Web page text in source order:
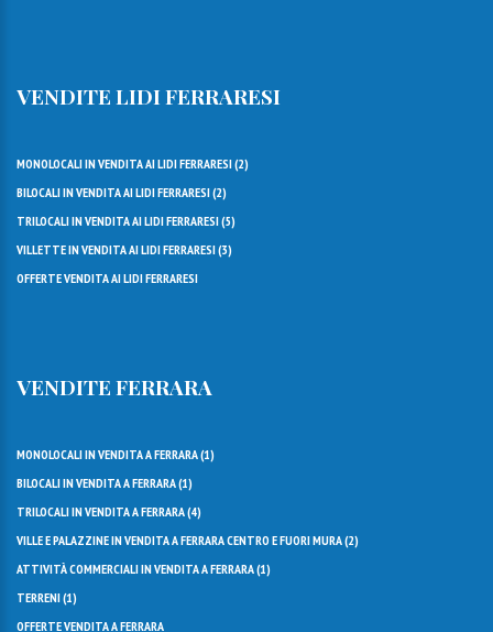
VENDITE LIDI FERRARESI
MONOLOCALI IN VENDITA AI LIDI FERRARESI (2)
BILOCALI IN VENDITA AI LIDI FERRARESI (2)
TRILOCALI IN VENDITA AI LIDI FERRARESI (5)
VILLETTE IN VENDITA AI LIDI FERRARESI (3)
OFFERTE VENDITA AI LIDI FERRARESI
VENDITE FERRARA
MONOLOCALI IN VENDITA A FERRARA (1)
BILOCALI IN VENDITA A FERRARA (1)
TRILOCALI IN VENDITA A FERRARA (4)
VILLE E PALAZZINE IN VENDITA A FERRARA CENTRO E FUORI MURA (2)
ATTIVITÀ COMMERCIALI IN VENDITA A FERRARA (1)
TERRENI (1)
OFFERTE VENDITA A FERRARA